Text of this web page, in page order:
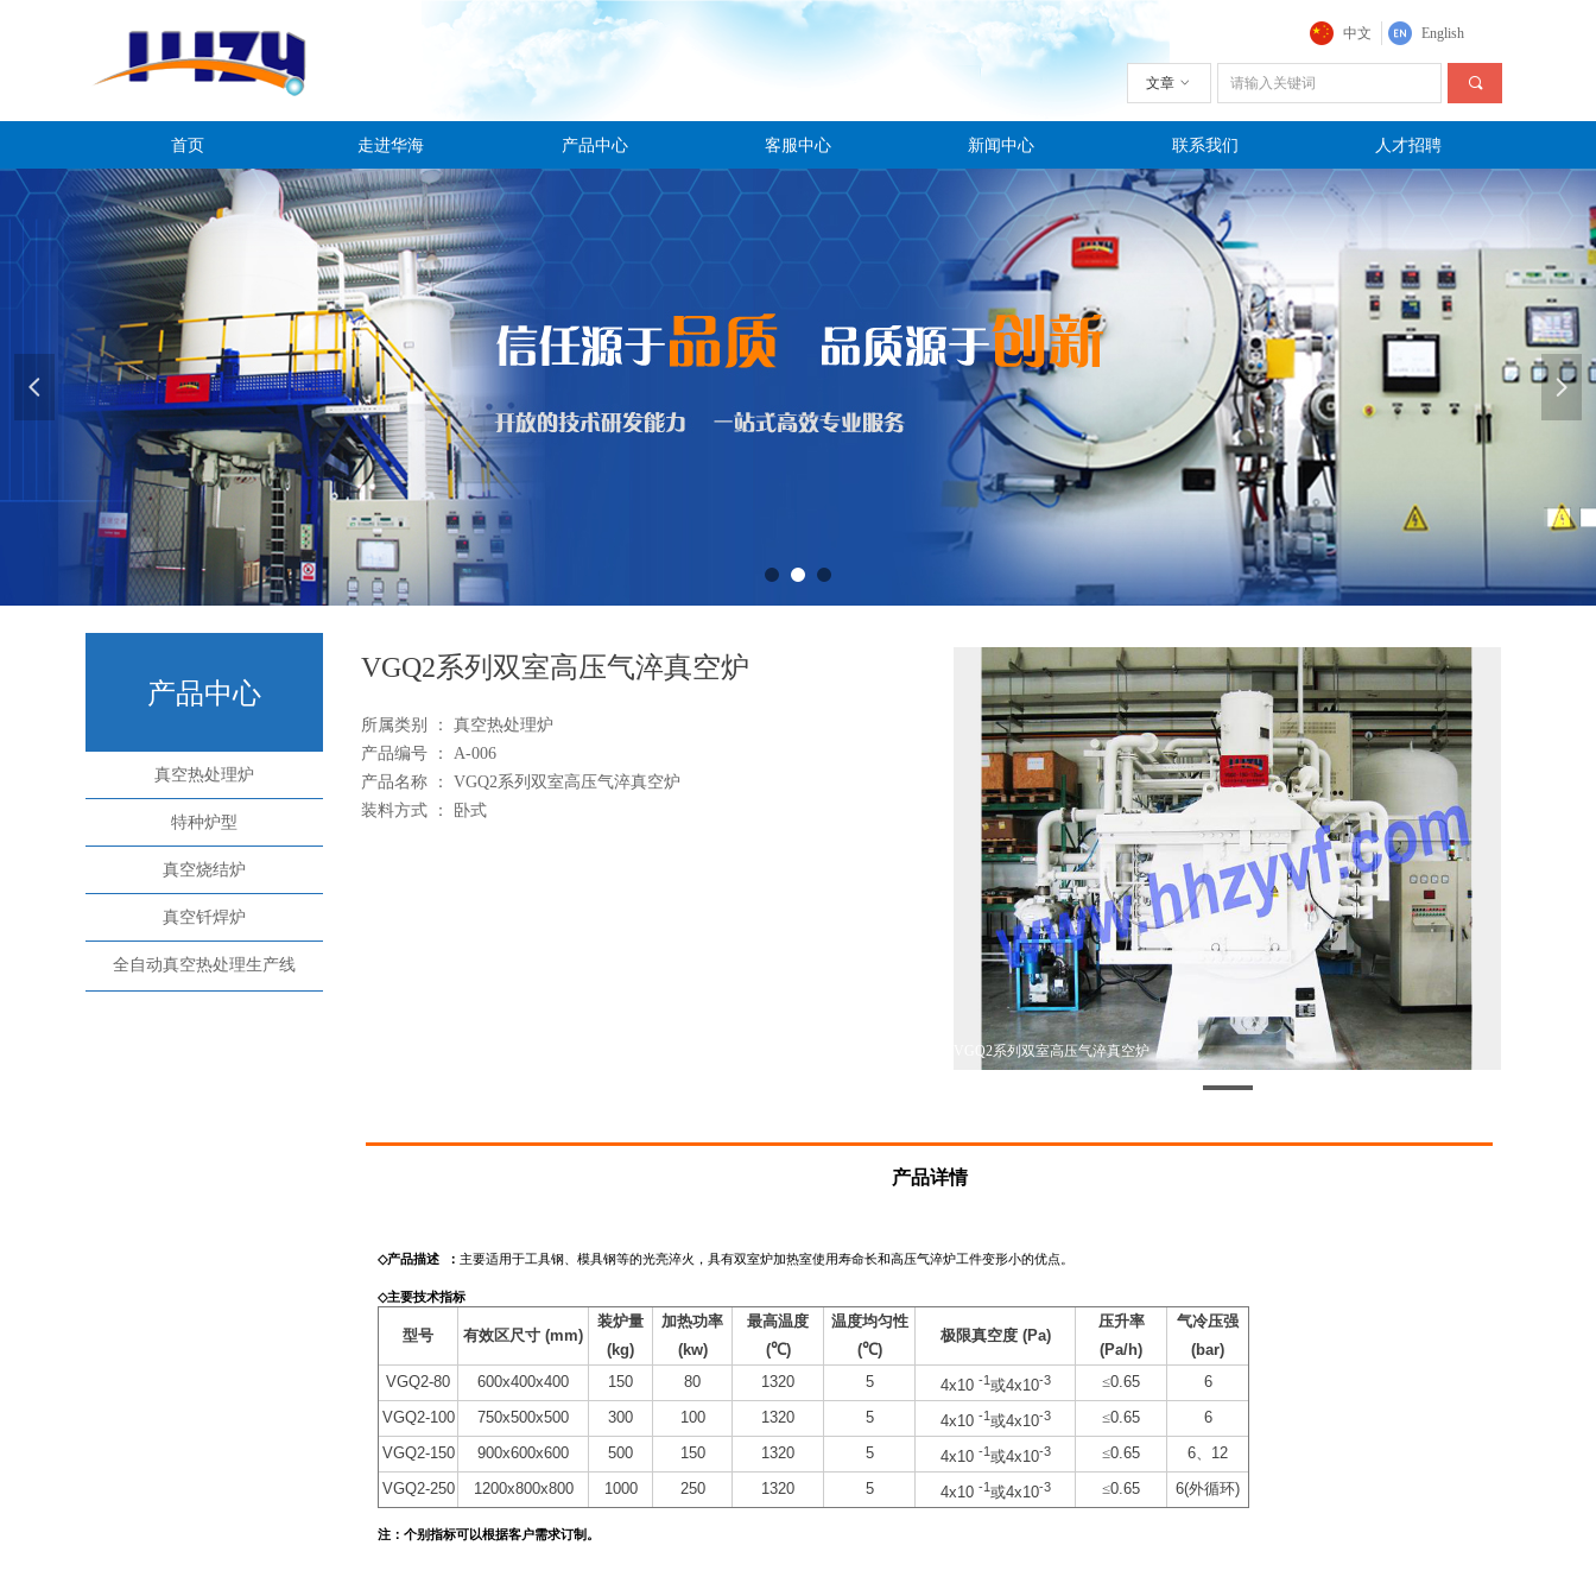
首页 走进华海 产品中心 客服中心 新闻中心 联系我们 人才招聘
끠
文章 ꀁ
中文 English
VGQ2系列双室高压气淬真空炉
所属类别 ： 真空热处理炉
产品编号 ： A-006
产品名称 ： VGQ2系列双室高压气淬真空炉
装料方式 ： 卧式
VGQ2系列双室高压气淬真空炉
产品详情
◇产品描述 ： 主要适用于工具钢、模具钢等的光亮淬火，具有双室炉加热室使用寿命长和高压气淬炉工件变形小的优点。
◇主要技术指标
型号 有效区尺寸 (mm)
装炉量
(kg)
加热功率
(kw)
最高温度
(℃)
温度均匀性
(℃)
极限真空度(Pa)
压升率
(Pa/h)
气冷压强
(bar)
VGQ2-80
600x400x400 150 80 1320 5 4x10 -1或4x10-3 ≤0.65
6
VGQ2-100
750x500x500 300 100 1320 5 4x10 -1或4x10-3 ≤0.65
6
VGQ2-150
900x600x600 500 150 1320 5 4x10 -1或4x10-3 ≤0.65 6、 12
VGQ2-250
1200x800x800 1000 250 1320 5 4x10 -1或4x10-3 ≤0.65 6(外循环)
注：个别指标可以根据客户需求订制。
产品中心
真空热处理炉
特种炉型
真空烧结炉
真空钎焊炉
全自动真空热处理生产线
넳 넲